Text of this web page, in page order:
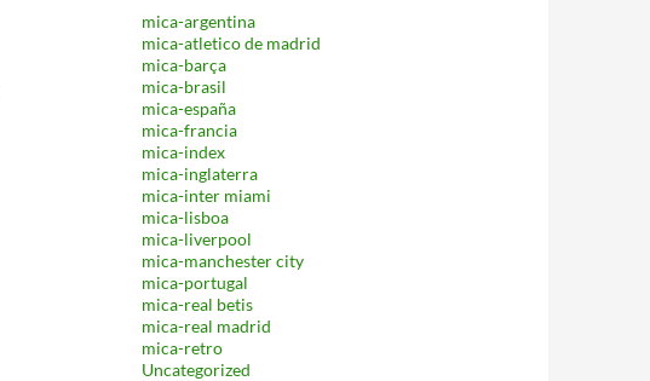
mica-argentina
mica-atletico de madrid
mica-barça
mica-brasil
mica-españa
mica-francia
mica-index
mica-inglaterra
mica-inter miami
mica-lisboa
mica-liverpool
mica-manchester city
mica-portugal
mica-real betis
mica-real madrid
mica-retro
Uncategorized